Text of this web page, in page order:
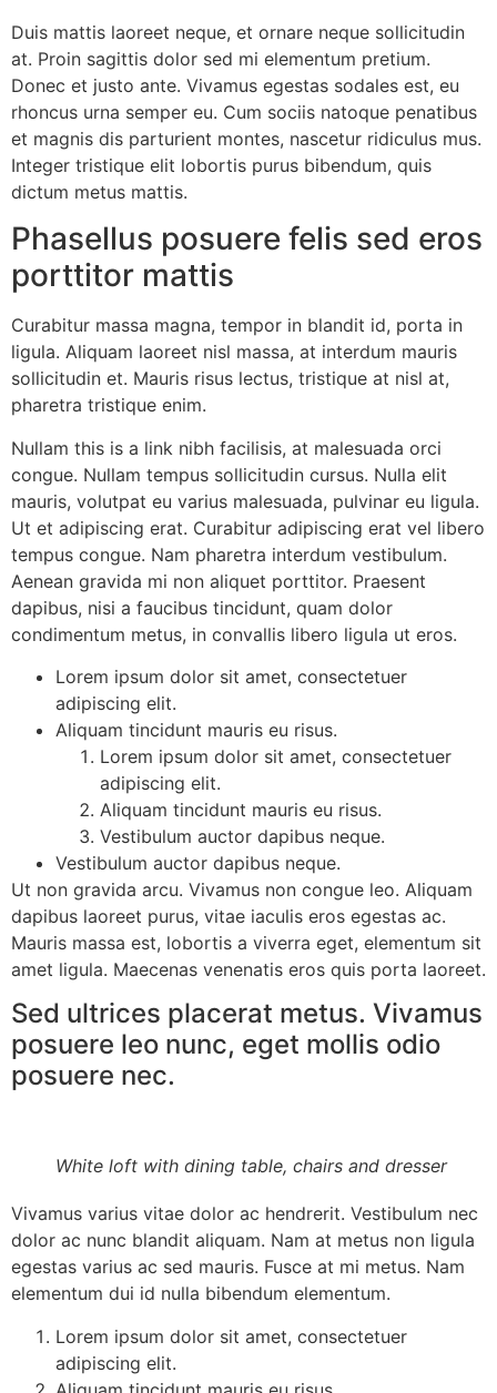
Duis mattis laoreet neque, et ornare neque sollicitudin
at. Proin sagittis dolor sed mi elementum pretium.
Donec et justo ante. Vivamus egestas sodales est, eu
rhoncus urna semper eu. Cum sociis natoque penatibus
et magnis dis parturient montes, nascetur ridiculus mus.
Integer tristique elit lobortis purus bibendum, quis
dictum metus mattis.
Phasellus posuere felis sed eros
porttitor mattis
Curabitur massa magna, tempor in blandit id, porta in
ligula. Aliquam laoreet nisl massa, at interdum mauris
sollicitudin et. Mauris risus lectus, tristique at nisl at,
pharetra tristique enim.
Nullam this is a link nibh facilisis, at malesuada orci
congue. Nullam tempus sollicitudin cursus. Nulla elit
mauris, volutpat eu varius malesuada, pulvinar eu ligula.
Ut et adipiscing erat. Curabitur adipiscing erat vel libero
tempus congue. Nam pharetra interdum vestibulum.
Aenean gravida mi non aliquet porttitor. Praesent
dapibus, nisi a faucibus tincidunt, quam dolor
condimentum metus, in convallis libero ligula ut eros.
Lorem ipsum dolor sit amet, consectetuer
adipiscing elit.
Aliquam tincidunt mauris eu risus.
Lorem ipsum dolor sit amet, consectetuer
adipiscing elit.
Aliquam tincidunt mauris eu risus.
Vestibulum auctor dapibus neque.
Vestibulum auctor dapibus neque.
Ut non gravida arcu. Vivamus non congue leo. Aliquam
dapibus laoreet purus, vitae iaculis eros egestas ac.
Mauris massa est, lobortis a viverra eget, elementum sit
amet ligula. Maecenas venenatis eros quis porta laoreet.
Sed ultrices placerat metus. Vivamus
posuere leo nunc, eget mollis odio
posuere nec.
White loft with dining table, chairs and dresser
Vivamus varius vitae dolor ac hendrerit. Vestibulum nec
dolor ac nunc blandit aliquam. Nam at metus non ligula
egestas varius ac sed mauris. Fusce at mi metus. Nam
elementum dui id nulla bibendum elementum.
Lorem ipsum dolor sit amet, consectetuer
adipiscing elit.